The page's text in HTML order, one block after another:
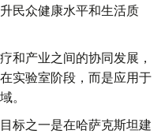
民众健康水平和生活质
和产业之间的协同发展，
实验室阶段，而是应用于
。
标之一是在哈萨克斯坦建